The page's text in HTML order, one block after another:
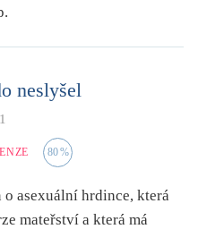
neslyšel
80%
asexuální hrdince, která
mateřství a která má